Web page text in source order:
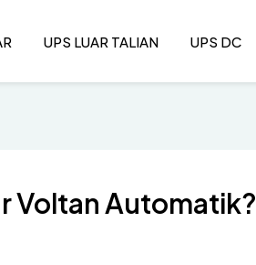
UPS LUAR TALIAN UPS DC
Voltan Automatik?